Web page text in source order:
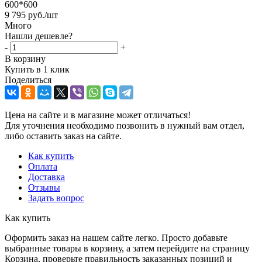
600*600
9 795 руб./шт
Много
Нашли дешевле?
-
+
В корзину
Купить в 1 клик
Поделиться
Цена на сайте и в магазине может отличаться!
Для уточнения необходимо позвонить в нужный вам отдел,
либо оставить заказ на сайте.
Как купить
Оплата
Доставка
Отзывы
Задать вопрос
Как купить
Оформить заказ на нашем сайте легко. Просто добавьте
выбранные товары в корзину, а затем перейдите на страницу
Корзина, проверьте правильность заказанных позиций и